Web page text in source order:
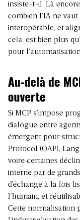
insiste-t-il. Là
combien l’IA ne
interopérable, et
cela, est bien plus
pour
Au-delà de
ouverte
Si MCP s’impose
dialogue entre
émergent pour
Protocol (OAP),
voire certaines
interne par de
d’échange à la fois
l’humain, et
Cette normalisation